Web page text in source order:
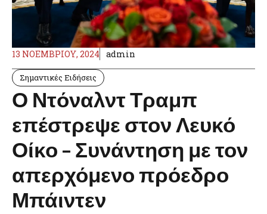
13 ΝΟΕΜΒΡΊΟΥ, 2024 admin
Σημαντικές Ειδήσεις
Ο Ντόναλντ Τραμπ
επέστρεψε στον Λευκό
Οίκο – Συνάντηση με τον
απερχόμενο πρόεδρο
Μπάιντεν